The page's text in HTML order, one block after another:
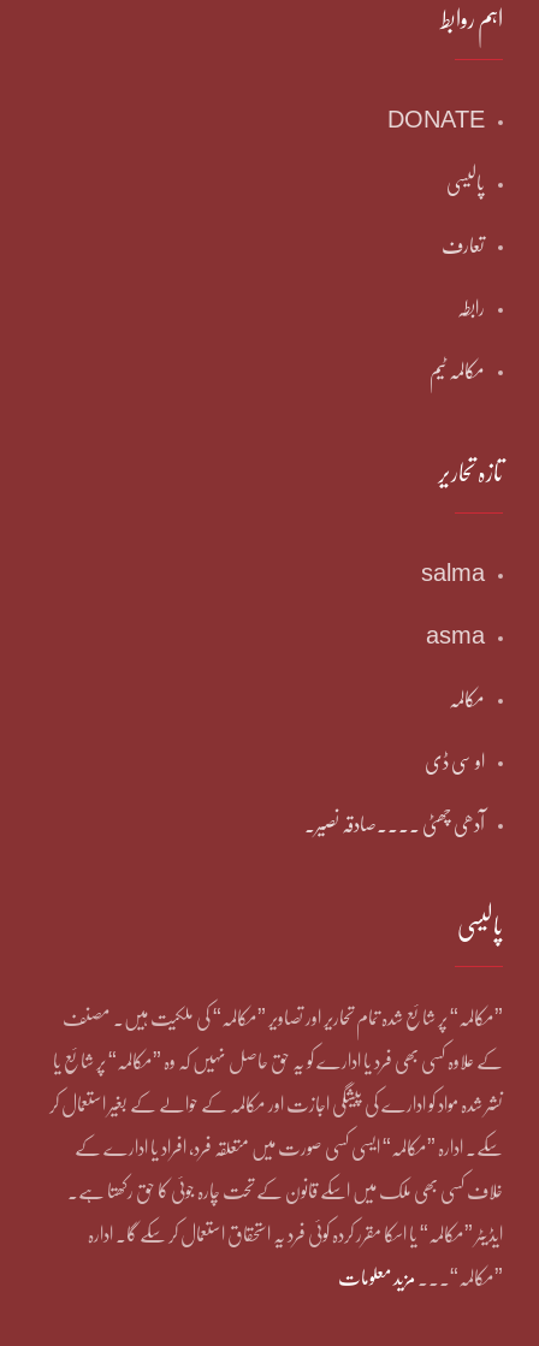
اہم روابط
DONATE
پالیسی
تعارف
رابطہ
مکالمہ ٹیم
تازہ تحاریر
salma
asma
مکالمہ
او سی ڈی
آدھی چھٹی ۔۔۔۔صادقہ نصیر۔
پالیسی
”مکالمہ“ پر شائع شدہ تمام تحاریر اور تصاویر ”مکالمہ“ کی ملکیت ہیں۔ مصنف
کے علاوہ کسی بھی فرد یا ادارے کو یہ حق حاصل نہیں کہ وہ ”مکالمہ“ پر شائع یا
نشر شدہ مواد کو ادارے کی پیشگی اجازت اور مکالمہ کے حوالے کے بغیر استعمال کر
سکے۔ ادارہ ”مکالمہ“ ایسی کسی صورت میں متعلقہ فرد، افراد یا ادارے کے
خلاف کسی بھی ملک میں اسکے قانون کے تحت چارہ جوئی کا حق رکھتا ہے۔
ایڈیٹر ”مکالمہ“ یا اسکا مقرر کردہ کوئی فرد یہ استحقاق استعمال کر سکے گا۔ ادارہ
”مکالمہ“۔۔۔ مزید معلومات